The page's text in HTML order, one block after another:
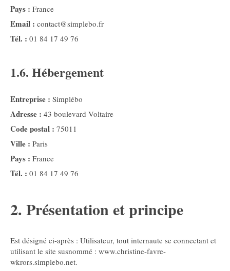
Pays : France
Email : contact@simplebo.fr
Tél. : 01 84 17 49 76
1.6. Hébergement
Entreprise : Simplébo
Adresse : 43 boulevard Voltaire
Code postal : 75011
Ville : Paris
Pays : France
Tél. : 01 84 17 49 76
2. Présentation et principe
Est désigné ci-après : Utilisateur, tout internaute se connectant et
utilisant le site susnommé : www.christine-favre-
wkrors.simplebo.net.